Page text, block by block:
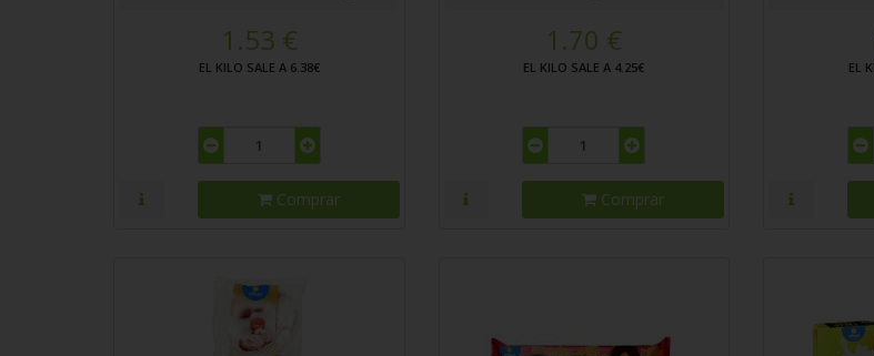
1.53 €
EL KILO SALE A 6.38€
Comprar
1.70 €
EL KILO SALE A 4.25€
Comprar
EL